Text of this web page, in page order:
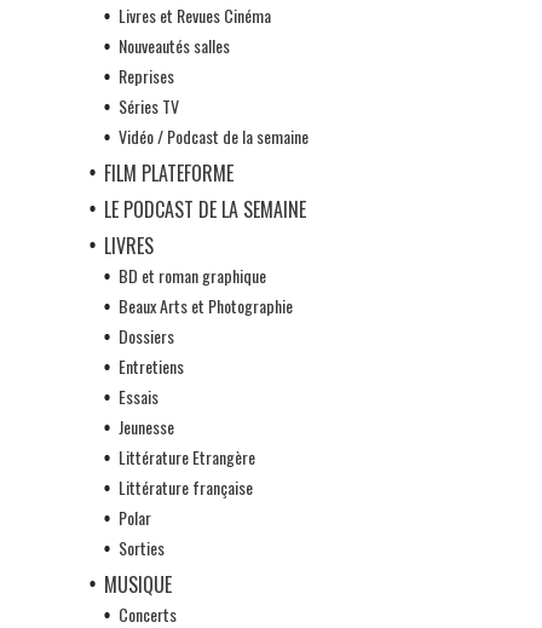
Livres et Revues Cinéma
Nouveautés salles
Reprises
Séries TV
Vidéo / Podcast de la semaine
FILM PLATEFORME
LE PODCAST DE LA SEMAINE
LIVRES
BD et roman graphique
Beaux Arts et Photographie
Dossiers
Entretiens
Essais
Jeunesse
Littérature Etrangère
Littérature française
Polar
Sorties
MUSIQUE
Concerts